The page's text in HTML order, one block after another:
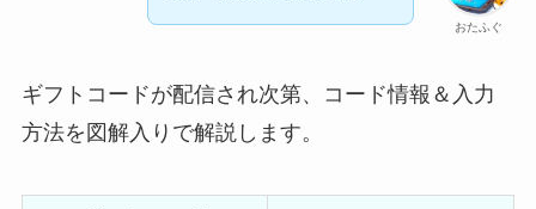
おたふぐ
ギフトコードが配信され次第、コード情報＆入力
方法を図解入りで解説します。